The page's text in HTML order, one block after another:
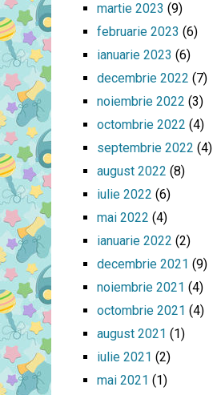
martie 2023 (9)
februarie 2023 (6)
ianuarie 2023 (6)
decembrie 2022 (7)
noiembrie 2022 (3)
octombrie 2022 (4)
septembrie 2022 (4)
august 2022 (8)
iulie 2022 (6)
mai 2022 (4)
ianuarie 2022 (2)
decembrie 2021 (9)
noiembrie 2021 (4)
octombrie 2021 (4)
august 2021 (1)
iulie 2021 (2)
mai 2021 (1)